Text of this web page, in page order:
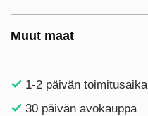
Muut maat
1-2 päivän toimitusaika
30 päivän avokauppa